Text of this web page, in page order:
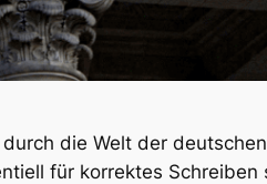
die Welt der
für korrektes